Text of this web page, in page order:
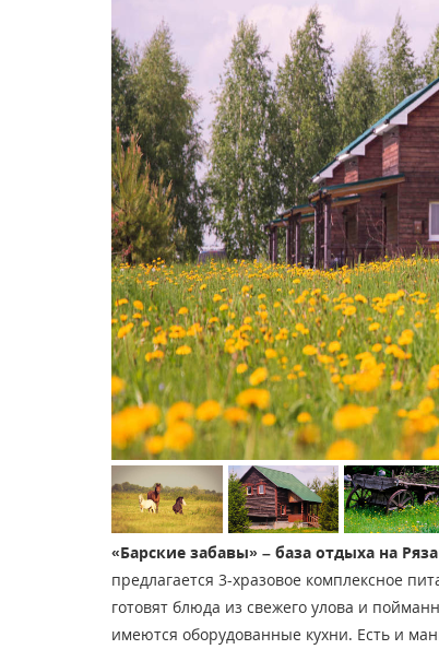
«Барские забавы» – база отдыха на
предлагается 3-хразовое комплексное
готовят блюда из свежего улова и
имеются оборудованные кухни. Есть и